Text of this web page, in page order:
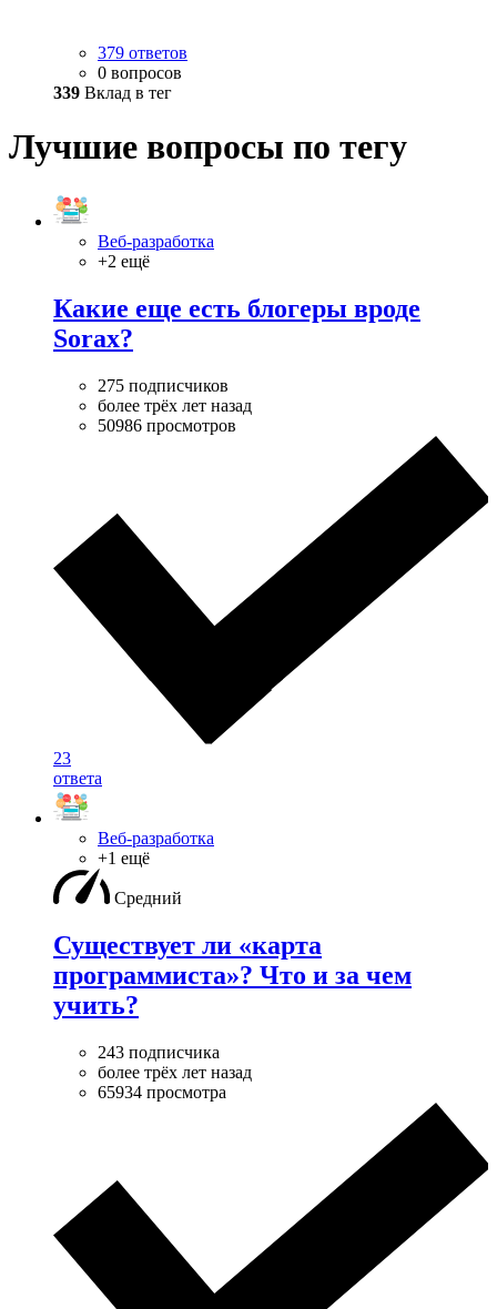
379 ответов
0 вопросов
339 Вклад в тег
Лучшие вопросы по тегу
Веб-разработка
+2 ещё
Какие еще есть блогеры вроде
Sorax?
275 подписчиков
более трёх лет назад
50986 просмотров
23
ответа
Веб-разработка
+1 ещё
Средний
Существует ли «карта
программиста»? Что и за чем
учить?
243 подписчика
более трёх лет назад
65934 просмотра